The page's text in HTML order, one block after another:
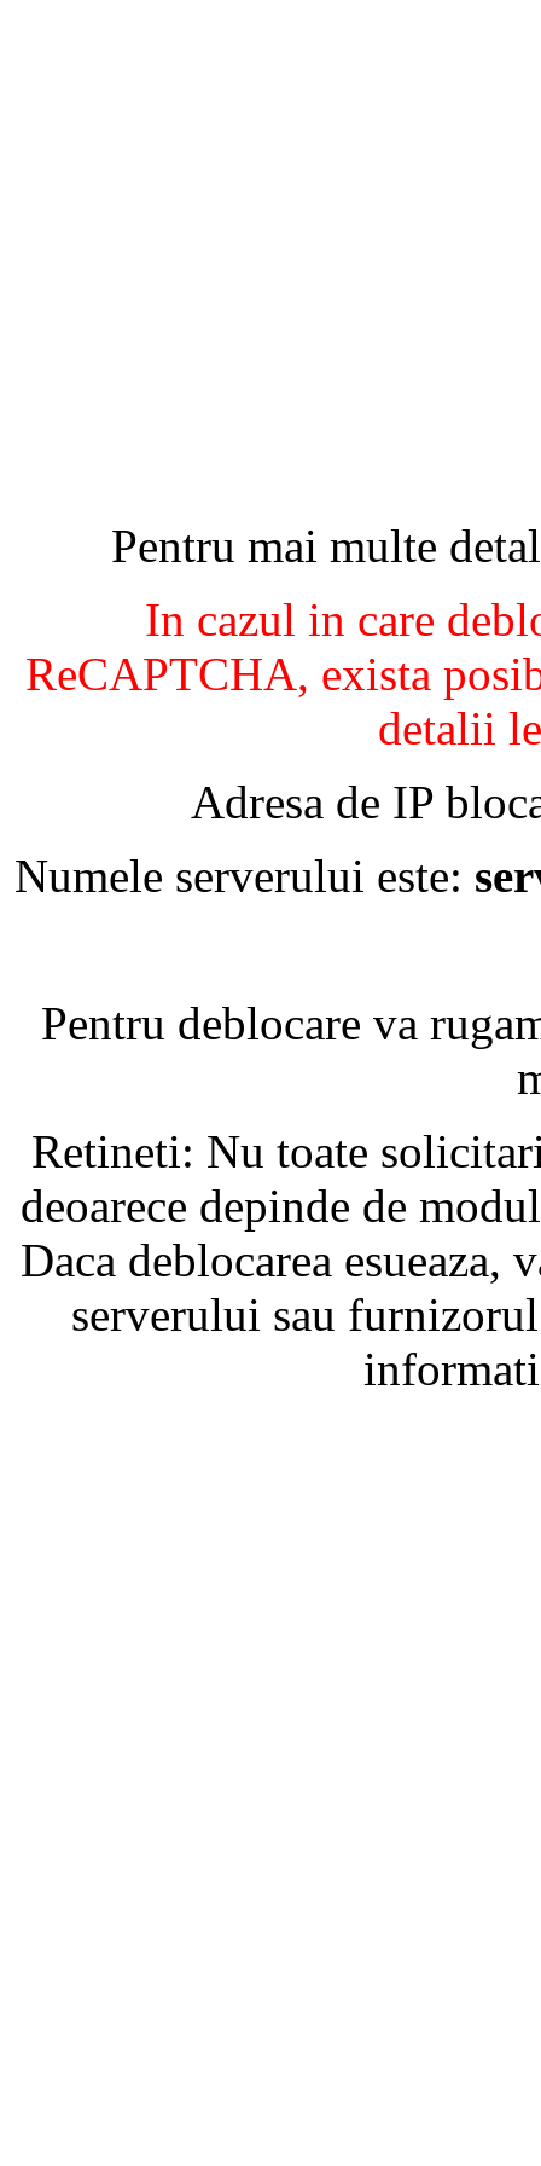
Pentru mai multe
In cazul in care
ReCAPTCHA, exista
detalii
Adresa de IP
Numele serverului este:
Pentru deblocare va
Retineti: Nu toate
deoarece depinde de
Daca deblocarea
serverului sau